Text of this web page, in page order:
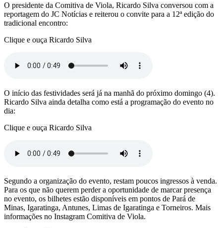
O presidente da Comitiva de Viola, Ricardo Silva conversou com a
reportagem do JC Notícias e reiterou o convite para a 12ª edição do
tradicional encontro:
Clique e ouça Ricardo Silva
O início das festividades será já na manhã do próximo domingo (4).
Ricardo Silva ainda detalha como está a programação do evento no
dia:
Clique e ouça Ricardo Silva
Segundo a organização do evento, restam poucos ingressos à venda.
Para os que não querem perder a oportunidade de marcar presença
no evento, os bilhetes estão disponíveis em pontos de Pará de
Minas, Igaratinga, Antunes, Limas de Igaratinga e Torneiros. Mais
informações no Instagram Comitiva de Viola.